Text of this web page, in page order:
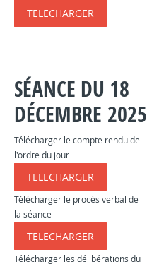
TELECHARGER
SÉANCE DU 18
DÉCEMBRE 2025
Télécharger le compte rendu de
l'ordre du jour
TELECHARGER
Télécharger le procès verbal de
la séance
TELECHARGER
Télécharger les délibérations du